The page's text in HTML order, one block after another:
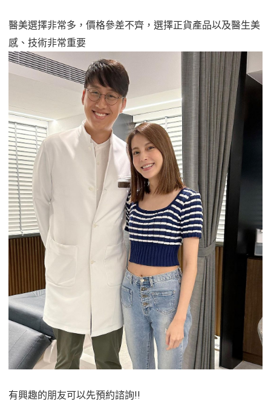
醫美選擇非常多，價格參差不齊，選擇正貨產品以及醫生美
感、技術非常重要
有興趣的朋友可以先預約諮詢!!